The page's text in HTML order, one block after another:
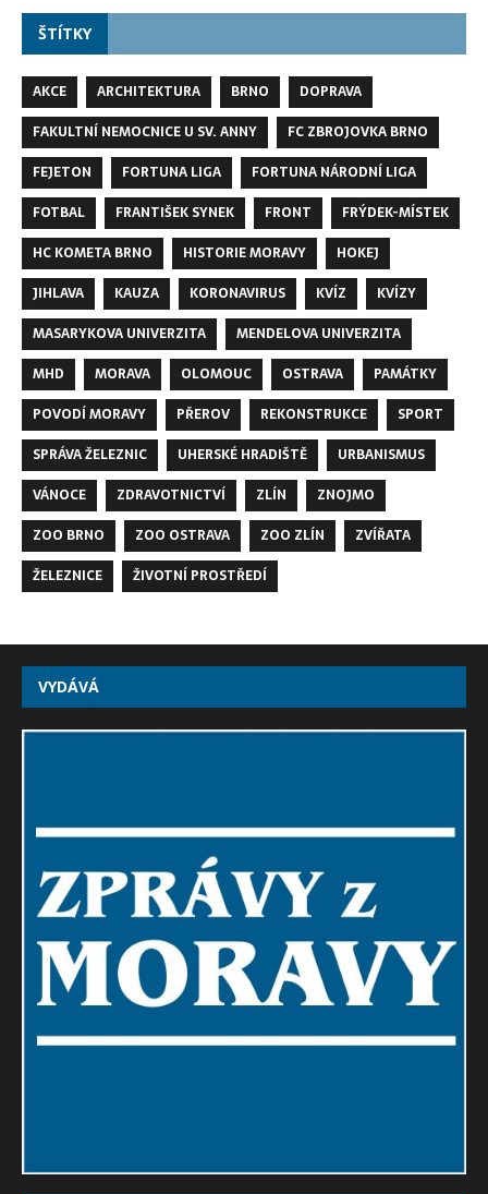
ŠTÍTKY
AKCE ARCHITEKTURA BRNO
DOPRAVA
FAKULTNÍ NEMOCNICE U SV. ANNY
FC ZBROJOVKA BRNO
FEJETON
FORTUNA LIGA
FORTUNA NÁRODNÍ LIGA
FOTBAL
FRANTIŠEK SYNEK FRONT
FRÝDEK-MÍSTEK
HC KOMETA BRNO
HISTORIE MORAVY
HOKEJ
JIHLAVA
KAUZA KORONAVIRUS KVÍZ
KVÍZY
MASARYKOVA UNIVERZITA
MENDELOVA UNIVERZITA
MHD
MORAVA OLOMOUC OSTRAVA
PAMÁTKY
POVODÍ MORAVY
PŘEROV REKONSTRUKCE
SPORT
SPRÁVA ŽELEZNIC
UHERSKÉ HRADIŠTĚ
URBANISMUS
VÁNOCE
ZDRAVOTNICTVÍ ZLÍN
ZNOJMO
ZOO BRNO
ZOO OSTRAVA ZOO ZLÍN
ZVÍŘATA
ŽELEZNICE
ŽIVOTNÍ PROSTŘEDÍ
VYDÁVÁ